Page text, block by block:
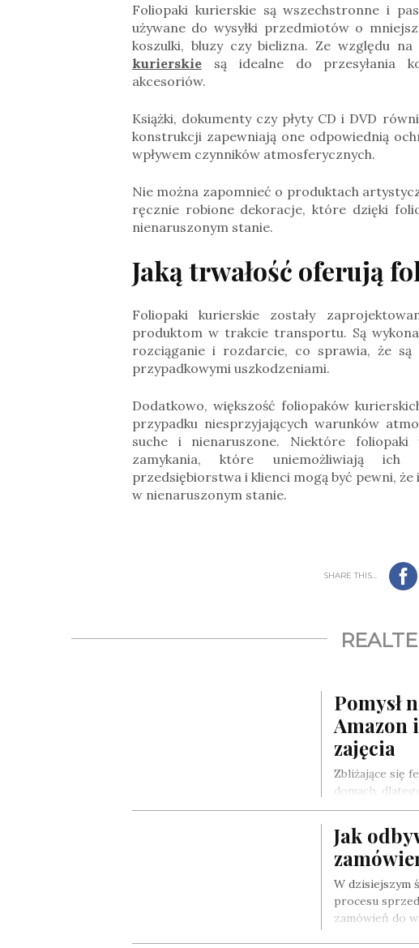
Foliopaki kurierskie są wszechstronne i
używane do wysyłki przedmiotów o
koszulki, bluzy czy bielizna. Ze względu
kurierskiesą idealne do przesyłania
akcesoriów.
Książki, dokumenty czy płyty CD i DVD
konstrukcji zapewniają one odpowiednią
wpływem czynników atmosferycznych.
Nie można zapomnieć o produktach
ręcznie robione dekoracje, które dzięki
nienaruszonym stanie.
Jaką trwałość oferują
Foliopaki kurierskie zostały
produktom w trakcie transportu. Są
rozciąganie i rozdarcie, co sprawia, że
przypadkowymi uszkodzeniami.
Dodatkowo, większość foliopaków
przypadku niesprzyjających warunków
suche i nienaruszone. Niektóre
zamykania, które uniemożliwiają ich
przedsiębiorstwa i klienci mogą być pewni,
w nienaruszonym stanie.
SHARE THIS...
Pomysł
Amazon
zajęcia
Zbliżające się
domach,
Jak
W dzisiejszym
procesu
zamówień do